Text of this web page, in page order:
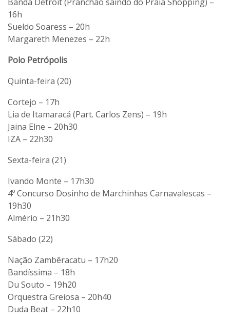
16h
Sueldo Soaress – 20h
Margareth Menezes – 22h
Polo Petrópolis
Quinta-feira (20)
Cortejo – 17h
Lia de Itamaracá (Part. Carlos Zens) – 19h
Jaina Elne – 20h30
IZA – 22h30
Sexta-feira (21)
Ivando Monte – 17h30
4º Concurso Dosinho de Marchinhas Carnavalescas –
19h30
Almério – 21h30
Sábado (22)
Nação Zambêracatu – 17h20
Bandíssima – 18h
Du Souto – 19h20
Orquestra Greiosa – 20h40
Duda Beat – 22h10